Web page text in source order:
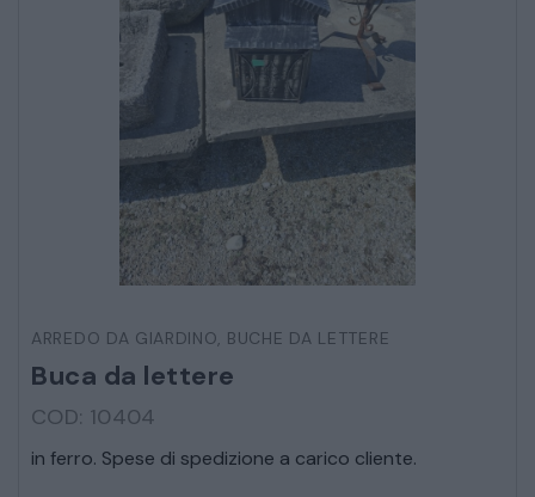
ARREDO DA GIARDINO, BUCHE DA LETTERE
Buca da lettere
COD: 10404
in ferro. Spese di spedizione a carico cliente.